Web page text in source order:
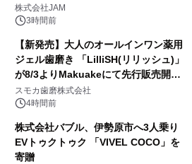
GR 4車種の FUNBOO(ミニカー)付き
メニューが展開されます
株式会社JAM
3時間前
【新発売】大人のオールインワン薬用
ジェル歯磨き 「LilliSH(リリッシュ)」
が8/3よりMakuakeにて先行販売開
始！
スモカ歯磨株式会社
4時間前
株式会社バブル、伊勢原市へ3人乗り
EVトゥクトゥク 「VIVEL COCO」を
寄贈